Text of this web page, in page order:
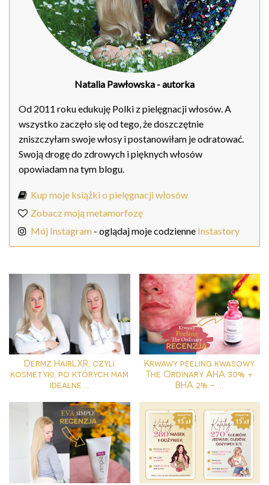
Natalia Pawłowska - autorka
Od 2011 roku edukuję Polki z pielęgnacji włosów. A
wszystko zaczęło się od tego, że doszczętnie
zniszczyłam swoje włosy i postanowiłam je odratować.
Swoją drogę do zdrowych i pięknych włosów
opowiadam na tym blogu.
Kup moje książki o pielęgnacji włosów
Zobacz moją metamorfozę
Mój Instagram - oglądaj moje codzienne Instastory
Dermz HairLXR, czyli
kosmetyki, po których mam
idealne ...
Krwawy peeling kwasowy
The Ordinary AHA 30% +
BHA 2% - ...